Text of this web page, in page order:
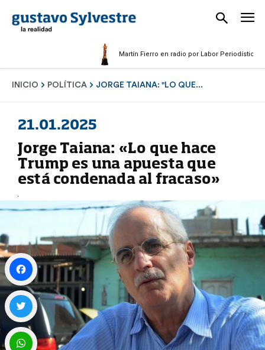
Martín Fierro en radio por Labor Periodística
INICIO POLÍTICA JORGE TAIANA: "LO QUE...
21.01.2025
Jorge Taiana: «Lo que hace
Trump es una apuesta que
está condenada al fracaso»
Facebook
Twitter